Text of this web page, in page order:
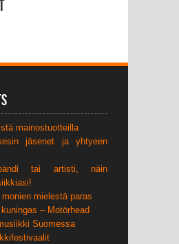
mainostuotteilla
jäsenet ja yhtyeen
tai artisti, näin
mielestä paras
– Motörhead
Suomessa